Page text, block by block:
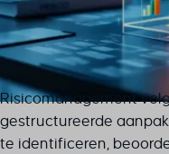
Risicomanagement
gestructureerde
te identificeren,